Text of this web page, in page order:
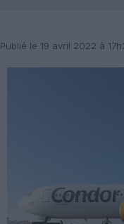
Publié le 19 avril 2022 à